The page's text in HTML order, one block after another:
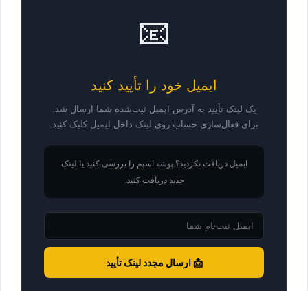
📧
ایمیل خود را تأیید کنید
یک لینک تأیید به آدرس ایمیل ثبت‌شده شما ارسال شد.
برای فعال‌سازی حساب روی لینک داخل ایمیل کلیک کنید.
ایمیل دریافت نکردید؟ پوشه اسپم را بررسی کنید یا لینک
جدید دریافت کنید.
📩 ارسال مجدد لینک تأیید